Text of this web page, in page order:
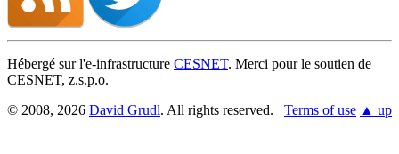
Hébergé sur l'e-infrastructure CESNET. Merci pour le soutien de
CESNET, z.s.p.o.
© 2008, 2026 David Grudl. All rights reserved. Terms of use ▲ up